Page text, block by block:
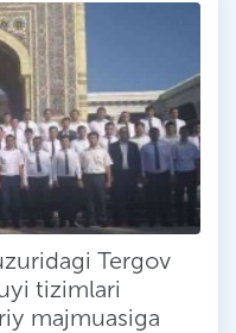
Tergov
tizimlari
majmuasiga